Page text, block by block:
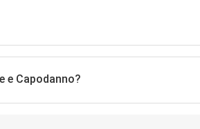
e Capodanno?